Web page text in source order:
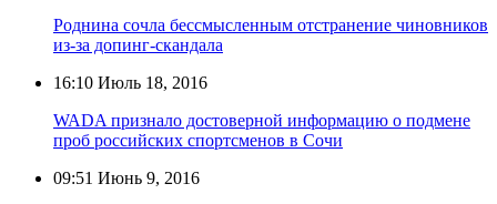
Роднина сочла бессмысленным отстранение чиновников
из-за допинг-скандала
16:10 Июль 18, 2016
WADA признало достоверной информацию о подмене
проб российских спортсменов в Сочи
09:51 Июнь 9, 2016